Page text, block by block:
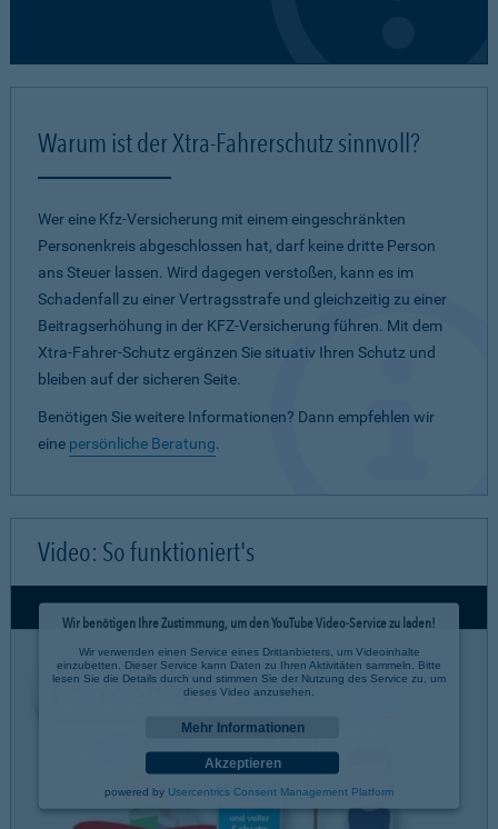
Warum ist der Xtra-Fahrerschutz sinnvoll?
Wer eine Kfz-Versicherung mit einem eingeschränkten
Personenkreis abgeschlossen hat, darf keine dritte Person
ans Steuer lassen. Wird dagegen verstoßen, kann es im
Schadenfall zu einer Vertragsstrafe und gleichzeitig zu einer
Beitragserhöhung in der KFZ-Versicherung führen. Mit dem
Xtra-Fahrer-Schutz ergänzen Sie situativ Ihren Schutz und
bleiben auf der sicheren Seite.
Benötigen Sie weitere Informationen? Dann empfehlen wir
eine persönliche Beratung.
Video: So funktioniert's
Wir benötigen Ihre Zustimmung, um den YouTube Video-Service zu laden!
Wir verwenden einen Service eines Drittanbieters, um Videoinhalte
einzubetten. Dieser Service kann Daten zu Ihren Aktivitäten sammeln. Bitte
lesen Sie die Details durch und stimmen Sie der Nutzung des Service zu, um
dieses Video anzusehen.
Mehr Informationen
Akzeptieren
powered by Usercentrics Consent Management Platform